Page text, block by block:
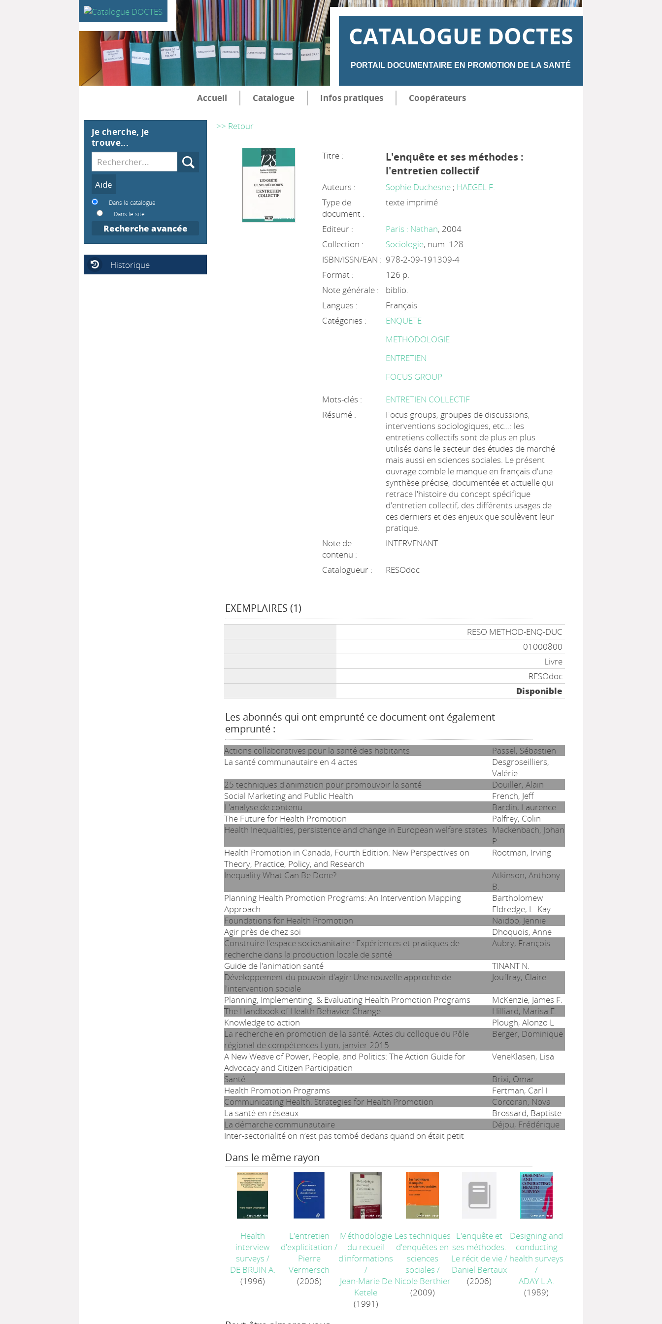
CATALOGUE DOCTES
PORTAIL DOCUMENTAIRE EN PROMOTION DE LA SANTÉ
Accueil Catalogue Infos pratiques Coopérateurs
>> Retour
Titre :
L'enquête et ses méthodes :
l'entretien collectif
Auteurs : Sophie Duchesne ; HAEGEL F.
Type de
document :
texte imprimé
Editeur : Paris : Nathan, 2004
Collection :
Sociologie, num. 128
ISBN/ISSN/EAN : 978-2-09-191309-4
Format :
126 p.
Note générale :
biblio.
Langues :
Français
Catégories :
ENQUETE
METHODOLOGIE
ENTRETIEN
FOCUS GROUP
Mots-clés :
ENTRETIEN COLLECTIF
Résumé :
Focus groups, groupes de discussions,
interventions sociologiques, etc...: les
entretiens collectifs sont de plus en plus
utilisés dans le secteur des études de marché
mais aussi en sciences sociales. Le présent
ouvrage comble le manque en français d'une
synthèse précise, documentée et actuelle qui
retrace l'histoire du concept spécifique
d'entretien collectif, des différents usages de
ces derniers et des enjeux que soulèvent leur
pratique.
Note de
contenu :
INTERVENANT
Catalogueur : RESOdoc
EXEMPLAIRES (1)
RESO METHOD-ENQ-DUC
01000800
Livre
RESOdoc
Disponible
Les abonnés qui ont emprunté ce document ont également
emprunté :
Actions collaboratives pour la santé des habitants
Passel, Sébastien
La santé communautaire en 4 actes
Desgroseilliers,
Valérie
25 techniques d'animation pour promouvoir la santé
Douiller, Alain
Social Marketing and Public Health
French, Jeff
L'analyse de contenu
Bardin, Laurence
The Future for Health Promotion
Palfrey, Colin
Health Inequalities, persistence and change in European welfare states Mackenbach, Johan
P.
Health Promotion in Canada, Fourth Edition: New Perspectives on
Theory, Practice, Policy, and Research
Rootman, Irving
Inequality What Can Be Done?
Atkinson, Anthony
B.
Planning Health Promotion Programs: An Intervention Mapping
Approach
Bartholomew
Eldredge, L. Kay
Foundations for Health Promotion
Naidoo, Jennie
Agir près de chez soi
Dhoquois, Anne
Construire l'espace sociosanitaire : Expériences et pratiques de
recherche dans la production locale de santé
Aubry, François
Guide de l'animation santé
TINANT N.
Développement du pouvoir d'agir: Une nouvelle approche de
l'intervention sociale
Jouffray, Claire
Planning, Implementing, & Evaluating Health Promotion Programs
McKenzie, James F.
The Handbook of Health Behavior Change
Hilliard, Marisa E.
Knowledge to action
Plough, Alonzo L
La recherche en promotion de la santé. Actes du colloque du Pôle
régional de compétences Lyon, janvier 2015
Berger, Dominique
A New Weave of Power, People, and Politics: The Action Guide for
Advocacy and Citizen Participation
VeneKlasen, Lisa
Santé
Brixi, Omar
Health Promotion Programs
Fertman, Carl I
Communicating Health. Strategies for Health Promotion
Corcoran, Nova
La santé en réseaux
Brossard, Baptiste
La démarche communautaire
Déjou, Frédérique
Inter-sectorialité on n’est pas tombé dedans quand on était petit
Dans le même rayon
Health
interview
surveys /
DE BRUIN A.
(1996)
L'entretien
d'explicitation /
Pierre
Vermersch
(2006)
Méthodologie
du recueil
d'informations
/
Jean-Marie De
Ketele
(1991)
Les techniques
d'enquêtes en
sciences
sociales /
Nicole Berthier
(2009)
L'enquête et
ses méthodes.
Le récit de vie/
Daniel Bertaux
(2006)
Designing and
conducting
health surveys
/
ADAY L.A.
(1989)
Je cherche, je
trouve...
Recherche
Dans le catalogue
Dans le site
Recherche avancée
Historique